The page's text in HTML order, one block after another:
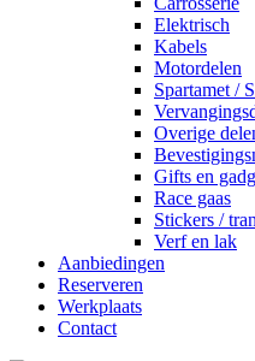
Elektrisch
Kabels
Motordelen
Spartamet /
Overige
Gifts en
Race gaas
Stickers /
Verf en lak
Aanbiedingen
Reserveren
Werkplaats
Contact